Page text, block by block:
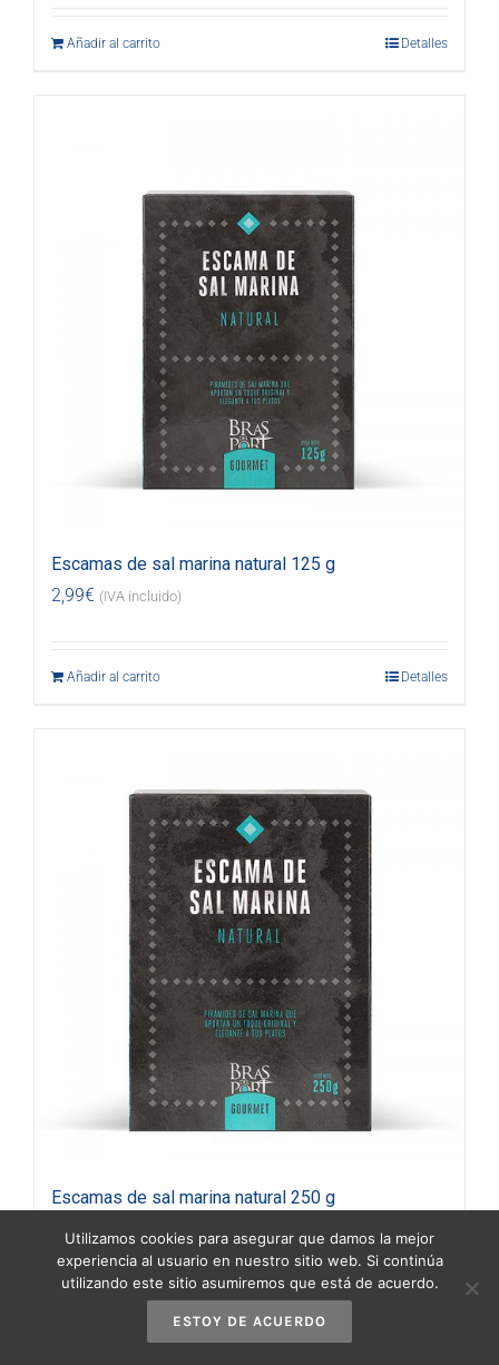
Añadir al carrito Detalles
Escamas de sal marina natural 125 g
2,99€ (IVA incluido)
Añadir al carrito Detalles
Escamas de sal marina natural 250 g
4,75€ (IVA incluido)
Utilizamos cookies para asegurar que damos la mejor
experiencia al usuario en nuestro sitio web. Si continúa
utilizando este sitio asumiremos que está de acuerdo.
ESTOY DE ACUERDO